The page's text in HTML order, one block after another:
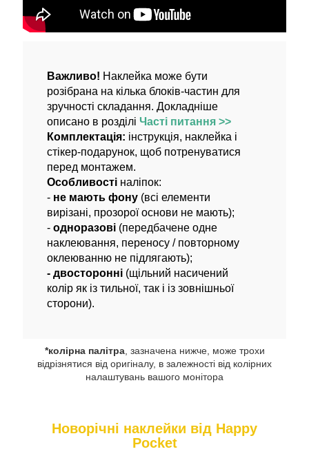
Важливо! Наклейка може бути
розібрана на кілька блоків-частин для
зручності складання. Докладніше
описано в розділі Часті питання >>
Комплектація: інструкція, наклейка і
стікер-подарунок, щоб потренуватися
перед монтажем.
Особливості наліпок:
- не мають фону (всі елементи
вирізані, прозорої основи не мають);
- одноразові (передбачене одне
наклеювання, переносу / повторному
оклеюванню не підлягають);
- двосторонні (щільний насичений
колір як із тильної, так і із зовнішньої
сторони).
*колірна палітра, зазначена нижче, може трохи
відрізнятися від оригіналу, в залежності від колірних
налаштувань вашого монітора
Новорічні наклейки від Happy
Pocket